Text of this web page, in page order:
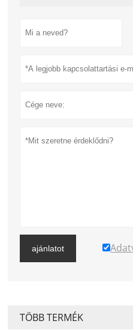
ajánlatot
TÖBB TERMÉK